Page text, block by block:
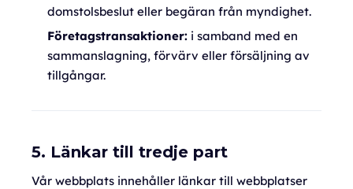
domstolsbeslut eller begäran från myndighet.
Företagstransaktioner: i samband med en
sammanslagning, förvärv eller försäljning av
tillgångar.
5. Länkar till tredje part
Vår webbplats innehåller länkar till webbplatser